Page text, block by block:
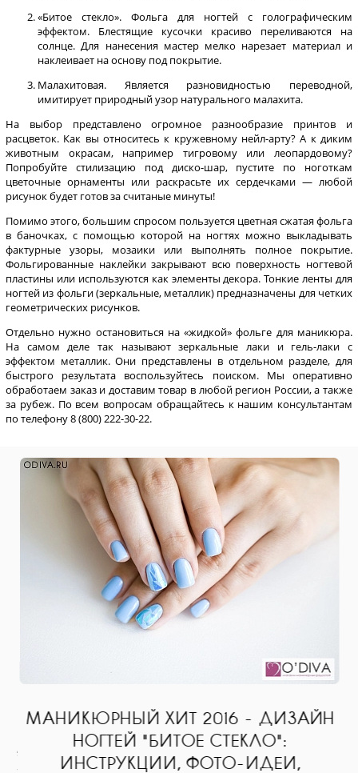
«Битое стекло». Фольга для ногтей с голографическим
эффектом. Блестящие кусочки красиво переливаются на
солнце. Для нанесения мастер мелко нарезает материал и
наклеивает на основу под покрытие.
Малахитовая. Является разновидностью переводной,
имитирует природный узор натурального малахита.
На выбор представлено огромное разнообразие принтов и
расцветок. Как вы относитесь к кружевному нейл-арту? А к диким
животным окрасам, например тигровому или леопардовому?
Попробуйте стилизацию под диско-шар, пустите по ноготкам
цветочные орнаменты или раскрасьте их сердечками — любой
рисунок будет готов за считаные минуты!
Помимо этого, большим спросом пользуется цветная сжатая фольга
в баночках, с помощью которой на ногтях можно выкладывать
фактурные узоры, мозаики или выполнять полное покрытие.
Фольгированные наклейки закрывают всю поверхность ногтевой
пластины или используются как элементы декора. Тонкие ленты для
ногтей из фольги (зеркальные, металлик) предназначены для четких
геометрических рисунков.
Отдельно нужно остановиться на «жидкой» фольге для маникюра.
На самом деле так называют зеркальные лаки и гель-лаки с
эффектом металлик. Они представлены в отдельном разделе, для
быстрого результата воспользуйтесь поиском. Мы оперативно
обработаем заказ и доставим товар в любой регион России, а также
за рубеж. По всем вопросам обращайтесь к нашим консультантам
по телефону 8 (800) 222-30-22.
МАНИКЮРНЫЙ ХИТ 2016 - ДИЗАЙН
НОГТЕЙ "БИТОЕ СТЕКЛО":
ИНСТРУКЦИИ, ФОТО-ИДЕИ,